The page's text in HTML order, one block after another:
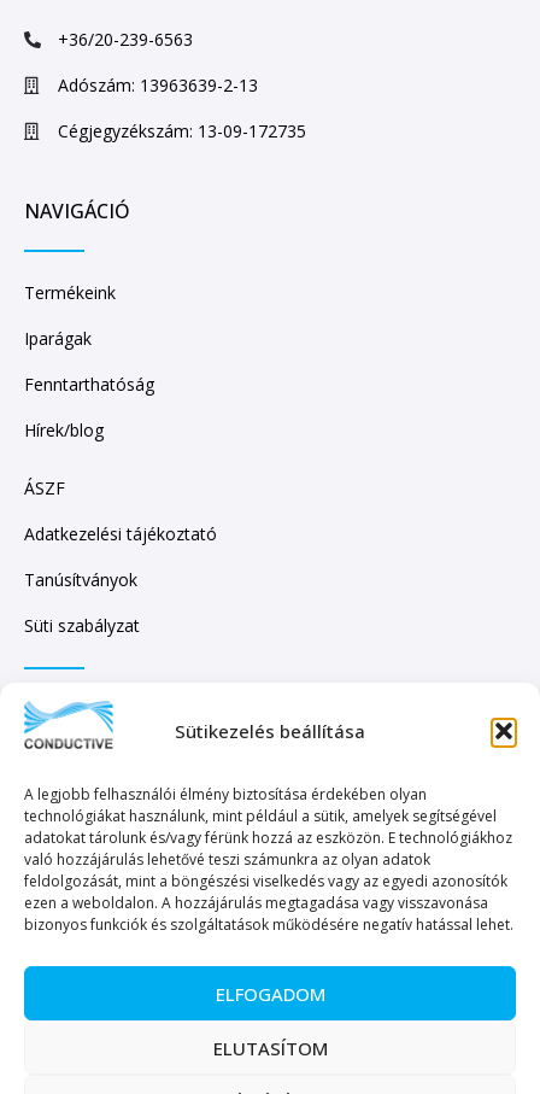
Sütikezelés beállítása
A legjobb felhasználói élmény biztosítása érdekében olyan
technológiákat használunk, mint például a sütik, amelyek segítségével
adatokat tárolunk és/vagy férünk hozzá az eszközön. E technológiákhoz
való hozzájárulás lehetővé teszi számunkra az olyan adatok
feldolgozását, mint a böngészési viselkedés vagy az egyedi azonosítók
ezen a weboldalon. A hozzájárulás megtagadása vagy visszavonása
bizonyos funkciók és szolgáltatások működésére negatív hatással lehet.
ELFOGADOM
ELUTASÍTOM
+36/20-239-6563
Adószám: 13963639-2-13
Cégjegyzékszám: 13-09-172735
NAVIGÁCIÓ
Termékeink
Iparágak
Fenntarthatóság
Hírek/blog
ÁSZF
Adatkezelési tájékoztató
Tanúsítványok
Süti szabályzat
IRATKOZZON FEL HÍRLEVELÜNKRE!
KÜLDÉS
Copyright © 2023. Minden jog fenntartva. – Conductive Kereskedelmi és